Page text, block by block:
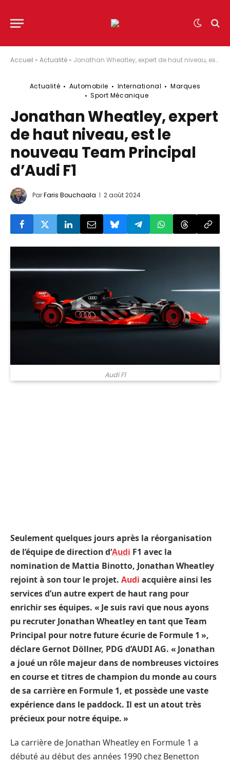
Accueil » Actualité » Jonathan Wheatley, expert de haut niveau, est le nouveau Team Principal d’Audi F1
Actualité Automobile International
Marques
Sport Mécanique
Jonathan Wheatley, expert
de haut niveau, est le
nouveau Team Principal
d’Audi F1
ParFaris Bouchaala 2 août 2024
Audi F1
Seulement quelques jours après la réorganisation
de l’équipe de direction d‘Audi F1 avec la
nomination de Mattia Binotto, Jonathan Wheatley
rejoint à son tour le projet. Audi acquière ainsi les
services d’un autre expert de haut rang pour
enrichir ses équipes. « Je suis ravi que nous ayons
pu recruter Jonathan Wheatley en tant que Team
Principal pour notre future écurie de Formule 1 »,
déclare Gernot Döllner, PDG d’AUDI AG. « Jonathan
a joué un rôle majeur dans de nombreuses victoires
en course et titres de champion du monde au cours
de sa carrière en Formule 1, et possède une vaste
expérience dans le paddock. Il est un atout très
précieux pour notre équipe. »
La carrière de Jonathan Wheatley en Formule 1 a
débuté au début des années 1990 chez Benetton